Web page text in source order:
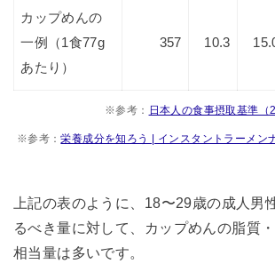
カップめんの
一例（1食77g
あたり）
357 10.3
※参考： 日本人の食事摂取基準
※参考：栄養成分を知ろう | インスタントラーメン
上記の表のように、18〜29歳の成人男
るべき量に対して、カップめんの脂質
相当量は多いです。